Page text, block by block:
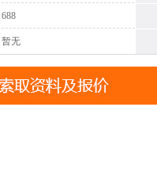
688
暂无